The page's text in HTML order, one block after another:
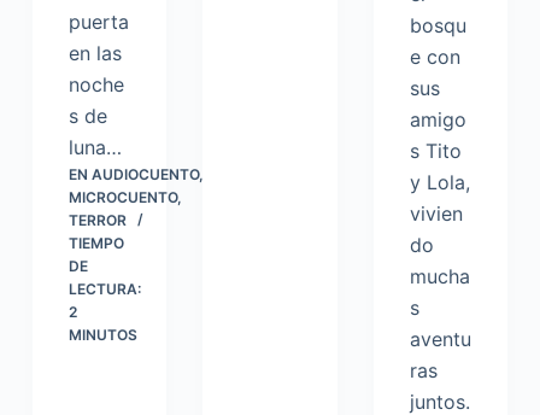
puerta
en las
noche
s de
luna…
EN AUDIOCUENTO,
MICROCUENTO,
TERROR
TIEMPO
DE
LECTURA:
2
MINUTOS
bosqu
e con
sus
amigo
s Tito
y Lola,
vivien
do
mucha
s
aventu
ras
juntos.